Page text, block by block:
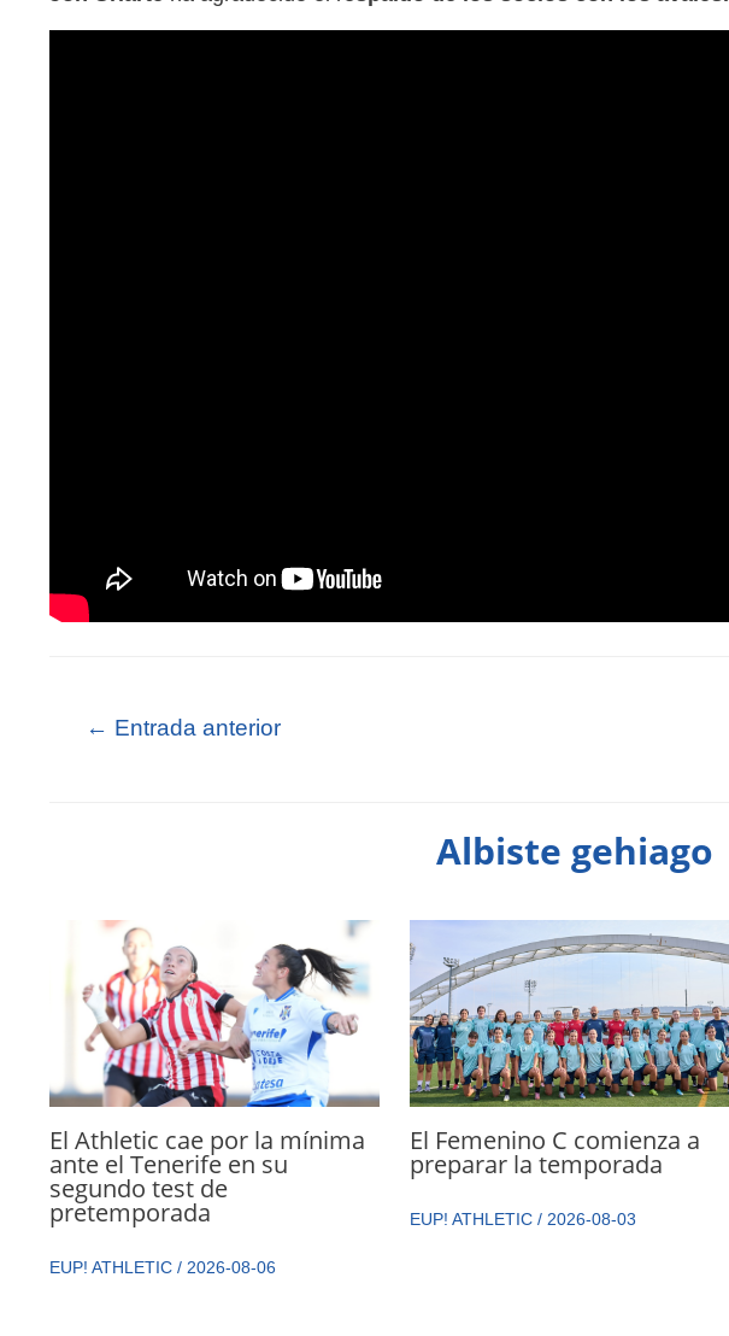
← Entrada anterior
Albiste gehiago
El Athletic cae por la mínima
ante el Tenerife en su
segundo test de
pretemporada
EUP! ATHLETIC/ 2026-08-06
El Femenino C comienza a
preparar la temporada
EUP! ATHLETIC / 2026-08-03